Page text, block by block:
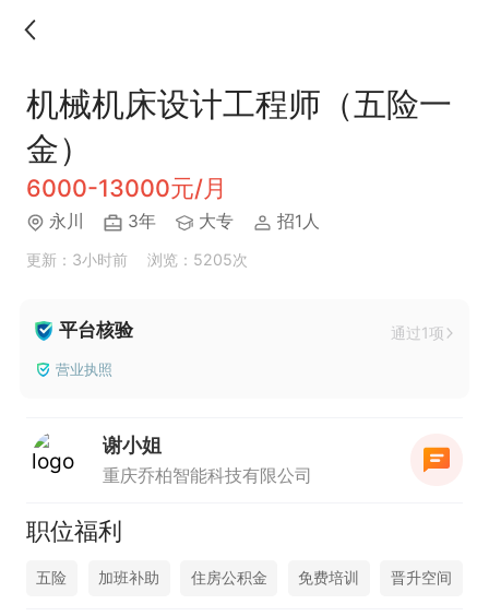
机械机床设计工程师（五险一
金）
6000-13000元/月
永川 3年 大专 招1人
更新：3小时前 浏览：5205次
平台核验 通过1项
营业执照
谢小姐
重庆乔柏智能科技有限公司
职位福利
五险 加班补助 住房公积金 免费培训 晋升空间